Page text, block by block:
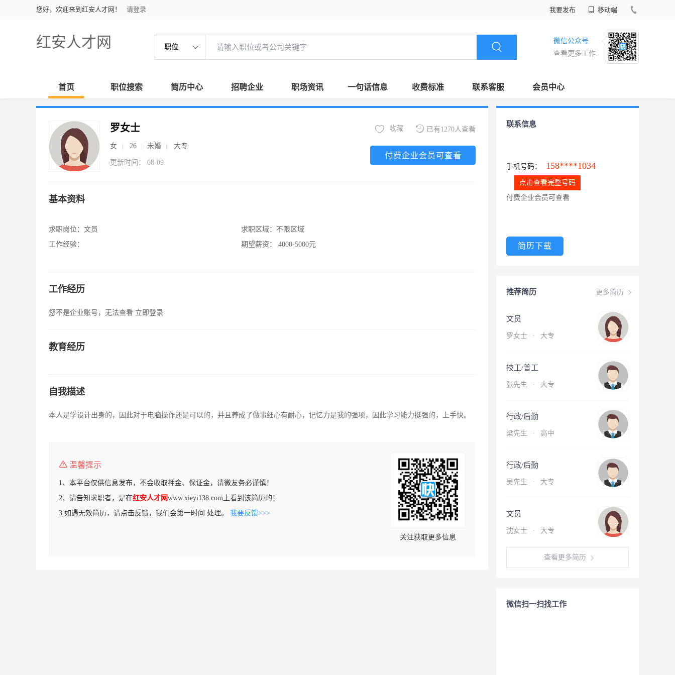
您好，欢迎来到红安人才网！ 请登录 我要发布 移动端
红安人才网 职位
微信公众号
查看更多工作
首页 职位搜索 简历中心 招聘企业 职场资讯 一句话信息 收费标准 联系客服 会员中心
罗女士
女 26 未婚 大专
更新时间： 08-09
已有1270人查看
收藏
付费企业会员可查看
基本资料
求职岗位： 文员
工作经验：
求职区域： 不限区域
期望薪资：
4000-5000元
工作经历
您不是企业账号，无法查看 立即登录
教育经历
自我描述
本人是学设计出身的，因此对于电脑操作还是可以的，并且养成了做事细心有耐心，记忆力是我的强项，因此学习能力挺强的，上手快。
温馨提示
1、本平台仅供信息发布，不会收取押金、保证金，请微友务必谨慎！
2、请告知求职者，是在红安人才网www.xieyi138.com上看到该简历的！
3.如遇无效简历，请点击反馈，我们会第一时间 处理。 我要反馈>>>
关注获取更多信息
联系信息
手机号码： 158****1034
点击查看完整号码
付费企业会员可查看
简历下载
更多简历
推荐简历
文员
罗女士 · 大专
技工/普工
张先生 · 大专
行政/后勤
梁先生 · 高中
行政/后勤
吴先生 · 大专
文员
沈女士 · 大专
查看更多简历
微信扫一扫找工作